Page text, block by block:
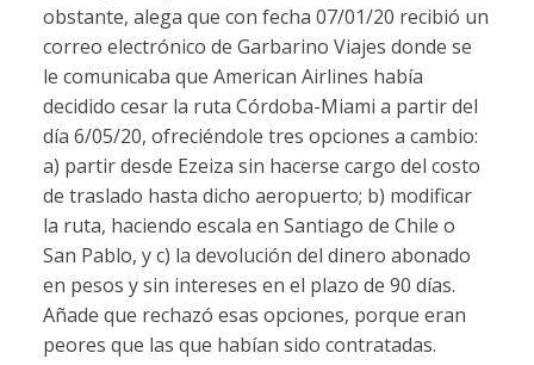
obstante, alega que con fecha 07/01/20 recibió un
correo electrónico de Garbarino Viajes donde se
le comunicaba que American Airlines había
decidido cesar la ruta Córdoba-Miami a partir del
día 6/05/20, ofreciéndole tres opciones a cambio:
a) partir desde Ezeiza sin hacerse cargo del costo
de traslado hasta dicho aeropuerto; b) modificar
la ruta, haciendo escala en Santiago de Chile o
San Pablo, y c) la devolución del dinero abonado
en pesos y sin intereses en el plazo de 90 días.
Añade que rechazó esas opciones, porque eran
peores que las que habían sido contratadas.